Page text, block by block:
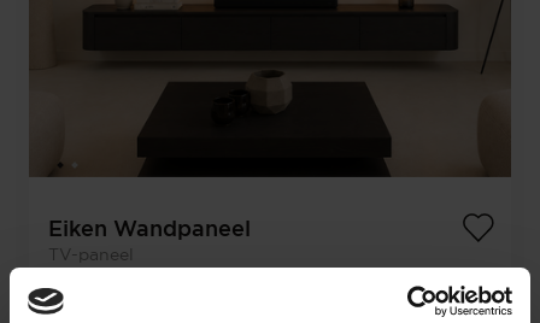
Eiken Wandpaneel
TV-paneel
Configureer